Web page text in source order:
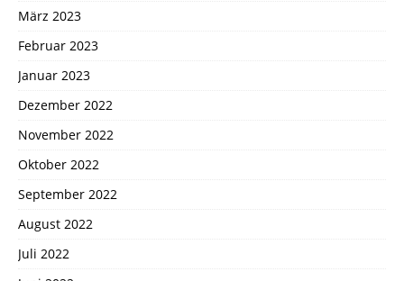
März 2023
Februar 2023
Januar 2023
Dezember 2022
November 2022
Oktober 2022
September 2022
August 2022
Juli 2022